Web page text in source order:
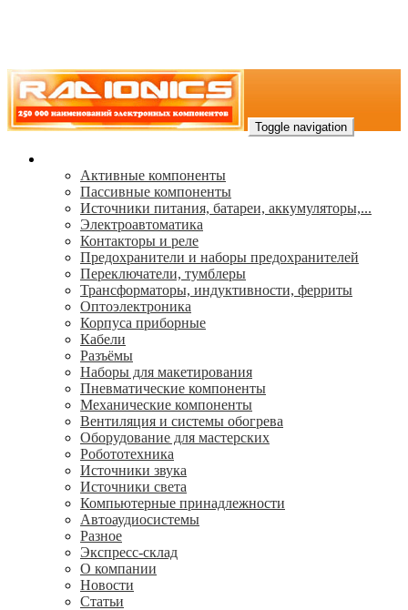
Toggle navigation
Активные компоненты
Пассивные компоненты
Источники питания, батареи, аккумуляторы,...
Электроавтоматика
Контакторы и реле
Предохранители и наборы предохранителей
Переключатели, тумблеры
Трансформаторы, индуктивности, ферриты
Oптоэлектроника
Корпуса приборные
Кабели
Разъёмы
Наборы для макетирования
Пневматические компоненты
Механические компоненты
Вентиляция и системы обогрева
Оборудование для мастерских
Робототехника
Источники звука
Источники света
Компьютерные принадлежности
Автоаудиосистемы
Разное
Экспресс-склад
О компании
Новости
Статьи